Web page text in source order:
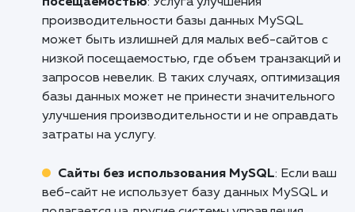
настройка индексов позволяют ускорить
процессы заказа, обработки платежей и
товаров, а также обеспечить плавное и
беззаботное покупательское
Большие объемы данных и аналитика
Услуга улучшения производительности базы
больших объемов данных и аналитики.
Оптимизация запросов и индексов